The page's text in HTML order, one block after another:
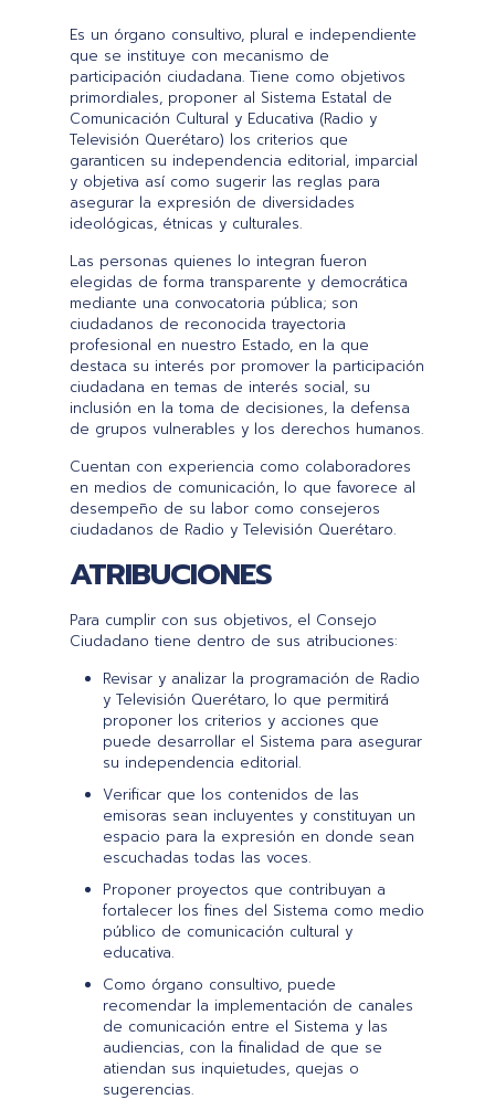
Es un órgano consultivo, plural e independiente
que se instituye con mecanismo de
participación ciudadana. Tiene como objetivos
primordiales, proponer al Sistema Estatal de
Comunicación Cultural y Educativa (Radio y
Televisión Querétaro) los criterios que
garanticen su independencia editorial, imparcial
y objetiva así como sugerir las reglas para
asegurar la expresión de diversidades
ideológicas, étnicas y culturales.
Las personas quienes lo integran fueron
elegidas de forma transparente y democrática
mediante una convocatoria pública; son
ciudadanos de reconocida trayectoria
profesional en nuestro Estado, en la que
destaca su interés por promover la participación
ciudadana en temas de interés social, su
inclusión en la toma de decisiones, la defensa
de grupos vulnerables y los derechos humanos.
Cuentan con experiencia como colaboradores
en medios de comunicación, lo que favorece al
desempeño de su labor como consejeros
ciudadanos de Radio y Televisión Querétaro.
ATRIBUCIONES
Para cumplir con sus objetivos, el Consejo
Ciudadano tiene dentro de sus atribuciones:
Revisar y analizar la programación de Radio
y Televisión Querétaro, lo que permitirá
proponer los criterios y acciones que
puede desarrollar el Sistema para asegurar
su independencia editorial.
Verificar que los contenidos de las
emisoras sean incluyentes y constituyan un
espacio para la expresión en donde sean
escuchadas todas las voces.
Proponer proyectos que contribuyan a
fortalecer los fines del Sistema como medio
público de comunicación cultural y
educativa.
Como órgano consultivo, puede
recomendar la implementación de canales
de comunicación entre el Sistema y las
audiencias, con la finalidad de que se
atiendan sus inquietudes, quejas o
sugerencias.